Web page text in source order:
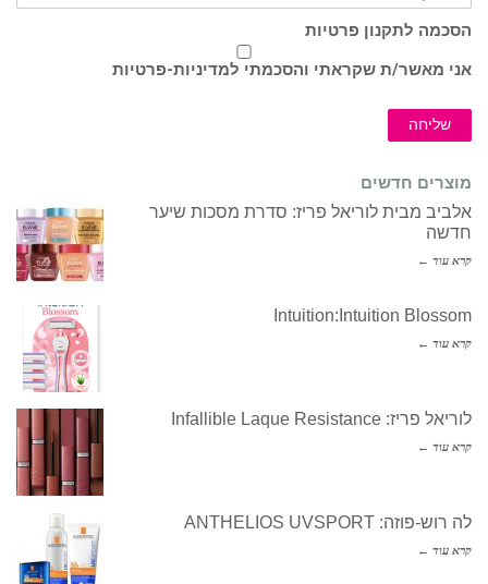
הסכמה לתקנון פרטיות
אני מאשר/ת שקראתי והסכמתי למדיניות-פרטיות
שליחה
מוצרים חדשים
אלביב מבית לוריאל פריז: סדרת מסכות שיער
חדשה
קרא עוד ←
Intuition:Intuition Blossom
קרא עוד ←
לוריאל פריז: Infallible Laque Resistance
קרא עוד ←
לה רוש-פוזה: ANTHELIOS UVSPORT
קרא עוד ←